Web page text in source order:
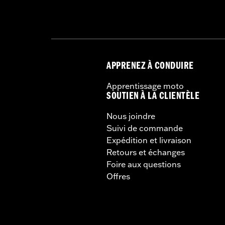
APPRENEZ À CONDUIRE
Apprentissage moto
SOUTIEN À LA CLIENTÈLE
Nous joindre
Suivi de commande
Expédition et livraison
Retours et échanges
Foire aux questions
Offres